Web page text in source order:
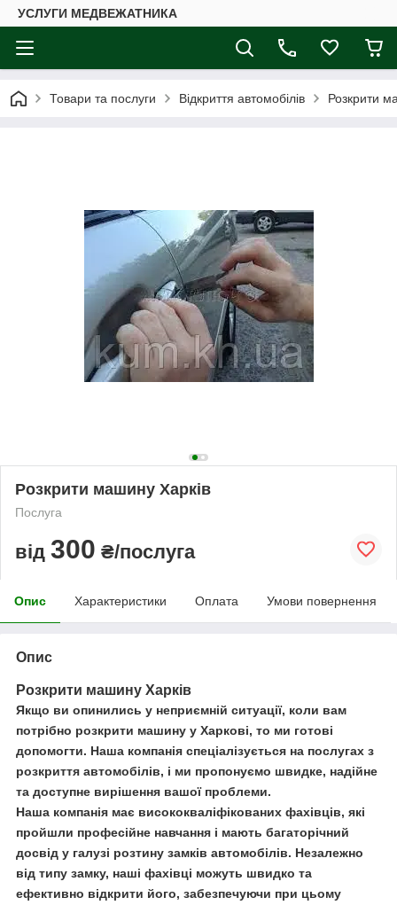
УСЛУГИ МЕДВЕЖАТНИКА
Товари та послуги Відкриття автомобілів Розкрити
Розкрити машину Харків
Послуга
від 300 ₴/послуга
Опис Характеристики Оплата Умови повернення
Опис
Розкрити машину Харків
Якщо ви опинились у неприємній ситуації, коли вам
потрібно розкрити машину у Харкові, то ми готові
допомогти. Наша компанія спеціалізується на послугах з
розкриття автомобілів, і ми пропонуємо швидке, надійне
та доступне вирішення вашої проблеми.
Наша компанія має висококваліфікованих фахівців, які
пройшли професійне навчання і мають багаторічний
досвід у галузі розтину замків автомобілів. Незалежно
від типу замку, наші фахівці можуть швидко та
ефективно відкрити його, забезпечуючи при цьому